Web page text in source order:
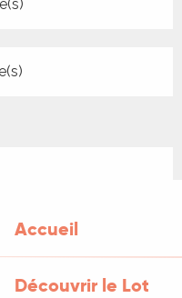
Accueil
Découvrir le Lot